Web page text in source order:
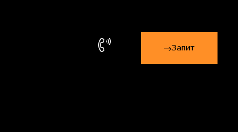
Запит